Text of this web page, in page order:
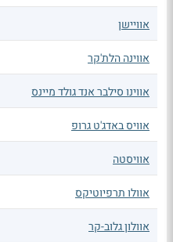
אוויישן
אווינה הלת'קר
אווינו סילבר אנד גולד מיינס
אוויס באדג'ט גרופ
אוויסטה
אוולו תרפיוטיקס
אוולון גלוב-קר